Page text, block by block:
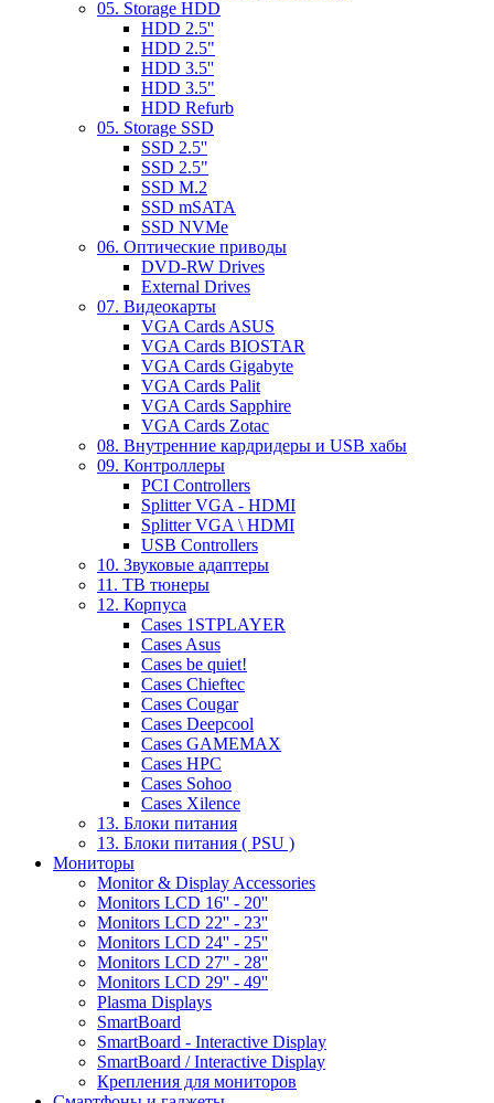
05. Storage HDD
HDD 2.5''
HDD 2.5"
HDD 3.5''
HDD 3.5"
HDD Refurb
05. Storage SSD
SSD 2.5''
SSD 2.5"
SSD M.2
SSD mSATA
SSD NVMe
06. Оптические приводы
DVD-RW Drives
External Drives
07. Видеокарты
VGA Cards ASUS
VGA Cards BIOSTAR
VGA Cards Gigabyte
VGA Cards Palit
VGA Cards Sapphire
VGA Cards Zotac
08. Внутренние кардридеры и USB хабы
09. Контроллеры
PCI Controllers
Splitter VGA - HDMI
Splitter VGA \ HDMI
USB Controllers
10. Звуковые адаптеры
11. ТВ тюнеры
12. Корпуса
Cases 1STPLAYER
Cases Asus
Cases be quiet!
Cases Chieftec
Cases Cougar
Cases Deepcool
Cases GAMEMAX
Cases HPC
Cases Sohoo
Cases Xilence
13. Блоки питания
13. Блоки питания ( PSU )
Мониторы
Monitor & Display Accessories
Monitors LCD 16'' - 20''
Monitors LCD 22'' - 23''
Monitors LCD 24'' - 25''
Monitors LCD 27'' - 28''
Monitors LCD 29'' - 49''
Plasma Displays
SmartBoard
SmartBoard - Interactive Display
SmartBoard / Interactive Display
Крепления для мониторов